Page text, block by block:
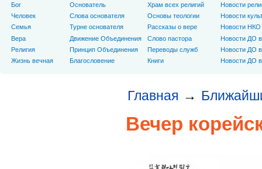
Главная →
Вечер
Бог
Человек
Cемья
Вера
Религия
Жизнь вечная
Основатель
Слова основателя
Турне основателя
Движение Объединения
Принцип Объединения
Благословение
Храм всех религий
Основы теологии
Рассказы о вере
Слово пастора
Переводы служб
Книги
Новости
Новости
Новости НКО
Новости ДО
Новости ДО
Новости ДО